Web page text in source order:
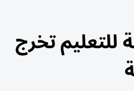
للتعليم تخرج